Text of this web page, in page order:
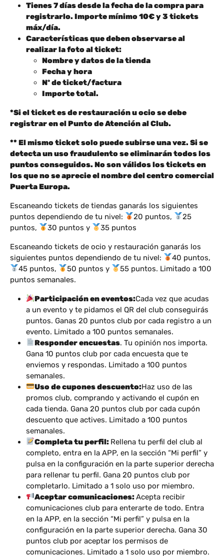
Tienes 7 días desde la fecha de la compra para
registrarlo. Importe mínimo 10€ y 3 tickets
máx/día.
Características que deben observarse al
realizar la foto al ticket:
Nombre y datos de la tienda
Fecha y hora
Nº de ticket/factura
Importe total.
*Si el ticket es de restauración u ocio se debe
registrar en el Punto de Atención al Club.
** El mismo ticket solo puede subirse una vez. Si se
detecta un uso fraudulento se eliminarán todos los
puntos conseguidos. No son válidos los tickets en
los que no se aprecie el nombre del centro comercial
Puerta Europa.
Escaneando tickets de tiendas ganarás los siguientes
puntos dependiendo de tu nivel:
20 puntos,
25
puntos,
30 puntos y 35 puntos
Escaneando tickets de ocio y restauración ganarás los
siguientes puntos dependiendo de tu nivel:
40 puntos,
45 puntos,
50 puntos y
55 puntos. Limitado a 100
puntos semanales.
Participación en eventos:Cada vez que acudas
a un evento y te pidamos el QR del club conseguirás
puntos. Ganas 20 puntos club por cada registro a un
evento. Limitado a 100 puntos semanales.
Responder encuestas. Tu opinión nos importa.
Gana 10 puntos club por cada encuesta que te
enviemos y respondas. Limitado a 100 puntos
semanales.
Uso de cupones descuento:Haz uso de las
promos club, comprando y activando el cupón en
cada tienda. Gana 20 puntos club por cada cupón
descuento que actives. Limitado a 100 puntos
semanales.
Completa tu perfil: Rellena tu perfil del club al
completo, entra en la APP, en la sección “Mi perfil” y
pulsa en la configuración en la parte superior derecha
para rellenar tu perfil. Gana 20 puntos club por
completarlo. Limitado a 1 solo uso por miembro.
Aceptar comunicaciones:Acepta recibir
comunicaciones club para enterarte de todo. Entra
en la APP, en la sección “Mi perfil” y pulsa en la
configuración en la parte superior derecha. Gana 30
puntos club por aceptar los permisos de
comunicaciones. Limitado a 1 solo uso por miembro.